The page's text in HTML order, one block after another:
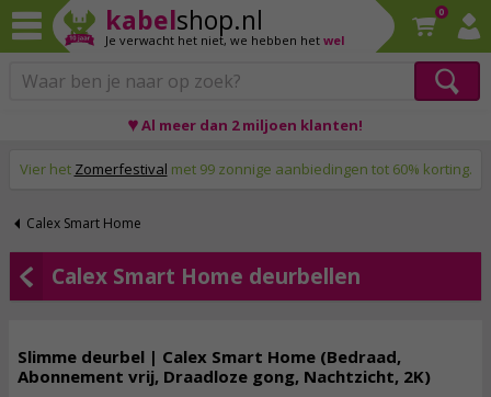
kabelshop.nl
Je verwacht het niet, we hebben het wel
0
♥ Al meer dan 2 miljoen klanten!
Vier het Zomerfestival met 99 zonnige aanbiedingen tot 60% korting.
Calex Smart Home
Calex Smart Home deurbellen
Slimme deurbel | Calex Smart Home (Bedraad,
Abonnement vrij, Draadloze gong, Nachtzicht, 2K)